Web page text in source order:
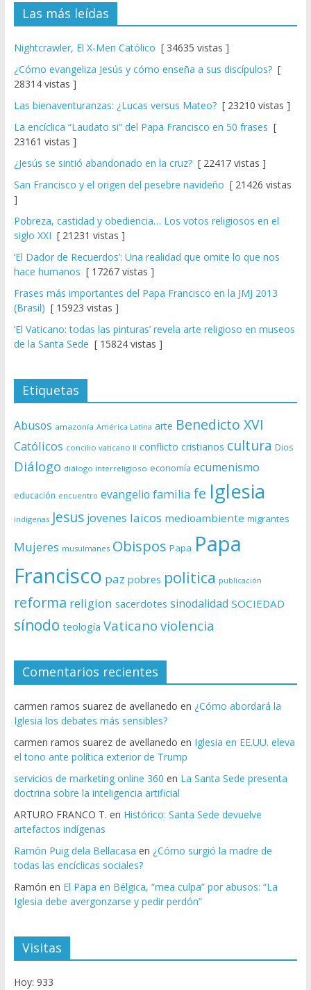
Las más leídas
Nightcrawler, El X-Men Católico [ 34635 vistas ]
¿Cómo evangeliza Jesús y cómo enseña a sus discípulos?[
28314 vistas ]
Las bienaventuranzas: ¿Lucas versus Mateo?[ 23210 vistas ]
La encíclica “Laudato si” del Papa Francisco en 50 frases [
23161 vistas ]
¿Jesús se sintió abandonado en la cruz?[ 22417 vistas ]
San Francisco y el origen del pesebre navideño [ 21426 vistas
]
Pobreza, castidad y obediencia… Los votos religiosos en el
siglo XXI [ 21231 vistas ]
‘El Dador de Recuerdos’: Una realidad que omite lo que nos
hace humanos [ 17267 vistas ]
Frases más importantes del Papa Francisco en la JMJ 2013
(Brasil) [ 15923 vistas ]
‘El Vaticano: todas las pinturas’ revela arte religioso en museos
de la Santa Sede [ 15824 vistas ]
Etiquetas
Abusos amazonía América Latina arte Benedicto XVI
Católicos concilio vaticano II conflicto cristianos cultura Dios
Diálogo diálogo interreligioso economía ecumenismo
educación encuentro evangelio familia fe Iglesia
indígenas Jesus jovenes laicos medioambiente migrantes
Mujeres musulmanes Obispos Papa Papa
Francisco paz pobres politica publicación
reforma religion sacerdotes sinodalidad SOCIEDAD
sínodo teología Vaticano violencia
Comentarios recientes
carmen ramos suarez de avellanedo en ¿Cómo abordará la
Iglesia los debates más sensibles?
carmen ramos suarez de avellanedo en Iglesia en EE.UU. eleva
el tono ante política exterior de Trump
servicios de marketing online 360 en La Santa Sede presenta
doctrina sobre la inteligencia artificial
ARTURO FRANCO T. en Histórico: Santa Sede devuelve
artefactos indígenas
Ramón Puig dela Bellacasa en ¿Cómo surgió la madre de
todas las encíclicas sociales?
Ramón en El Papa en Bélgica, “mea culpa” por abusos: “La
Iglesia debe avergonzarse y pedir perdón”
Visitas
Hoy: 933